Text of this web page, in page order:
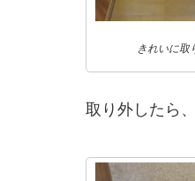
きれいに取
取り外したら